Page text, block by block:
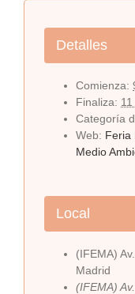
Detalles
Comienza:
Finaliza:
Categoría
Web: Feria
Medio
Local
(IFEMA)
Madrid
(IFEMA)